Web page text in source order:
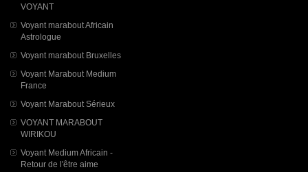
VOYANT
Voyant marabout Africain
Astrologue
Voyant marabout Bruxelles
Voyant Marabout Medium
France
Voyant Marabout Sérieux
VOYANT MARABOUT
WIRIKOU
Voyant Medium Africain -
Retour de l'être aime